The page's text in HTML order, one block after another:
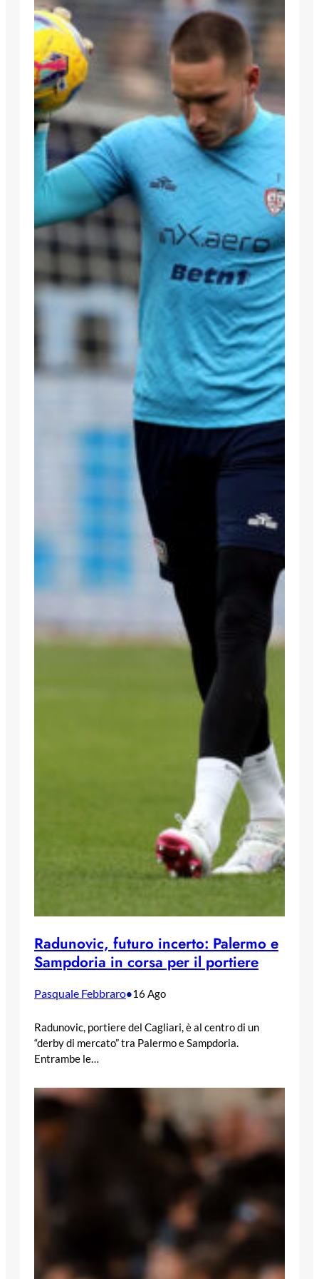
Radunovic, futuro incerto: Palermo e
Sampdoria in corsa per il portiere
Pasquale Febbraro•16 Ago
Radunovic, portiere del Cagliari, è al centro di un
“derby di mercato” tra Palermo e Sampdoria.
Entrambe le…